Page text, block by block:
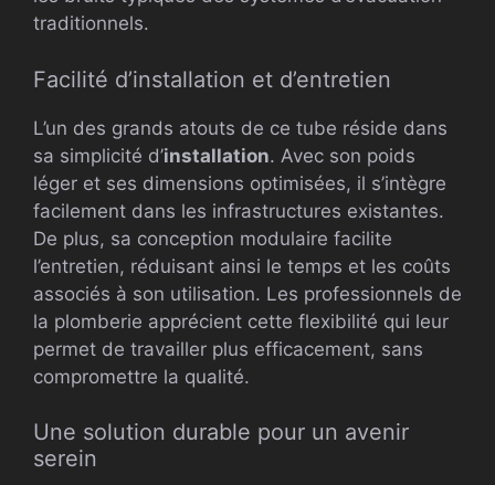
traditionnels.
Facilité d’installation et d’entretien
L’un des grands atouts de ce tube réside dans
sa simplicité d’installation. Avec son poids
léger et ses dimensions optimisées, il s’intègre
facilement dans les infrastructures existantes.
De plus, sa conception modulaire facilite
l’entretien, réduisant ainsi le temps et les coûts
associés à son utilisation. Les professionnels de
la plomberie apprécient cette flexibilité qui leur
permet de travailler plus efficacement, sans
compromettre la qualité.
Une solution durable pour un avenir
serein